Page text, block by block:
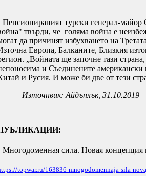
Пенсионираният турски генерал-
твърди, че голяма война е
да причинят избухването на
Европа, Балканите, Близкия
„Войната ще започне тази
и Съединените
и Русия. И може би две от тези
Източнвик: Айдънлък, 31.10.2019
:
Многодоменная сила. Новая
topwar.ru/163836-mnogodomennaja-sila-